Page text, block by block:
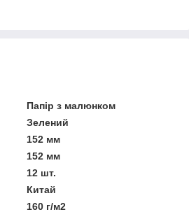
Папір з малюнком
Зелений
152 мм
152 мм
12 шт.
Китай
160 г/м2